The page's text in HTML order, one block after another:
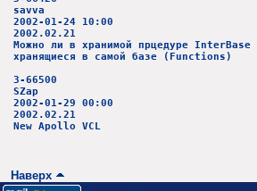
savva
2002-01-24 10:00
2002.02.21
Можно ли в хранимой прцедуре InterBase
хранящиеся в самой базе (Functions)
3-66500
SZap
2002-01-29 00:00
2002.02.21
New Apollo VCL
Наверх